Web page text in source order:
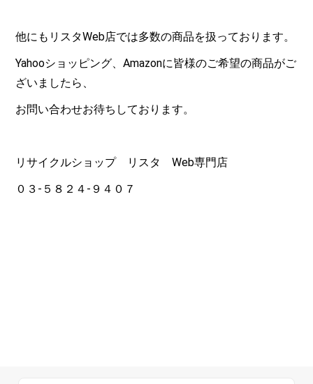
他にもリスタWeb店では多数の商品を扱っております。
Yahooショッピング、Amazonに皆様のご希望の商品がご
ざいましたら、
お問い合わせお待ちしております。
リサイクルショップ リスタWeb専門店
０３-５８２４-９４０７